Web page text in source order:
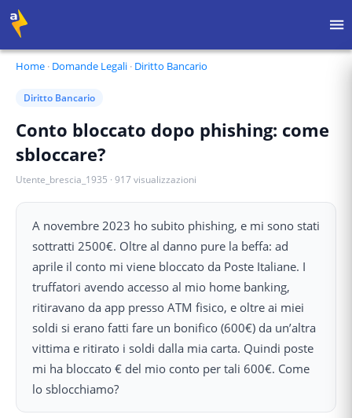
Home · Domande Legali · Diritto Bancario
Diritto Bancario
Conto bloccato dopo phishing: come
sbloccare?
Utente_brescia_1935 · 917visualizzazioni
A novembre 2023 ho subito phishing, e mi sono stati
sottratti 2500€. Oltre al danno pure la beffa: ad
aprile il conto mi viene bloccato da Poste Italiane. I
truffatori avendo accesso al mio home banking,
ritiravano da app presso ATM fisico, e oltre ai miei
soldi si erano fatti fare un bonifico (600€) da un’altra
vittima e ritirato i soldi dalla mia carta. Quindi poste
mi ha bloccato € del mio conto per tali 600€. Come
lo sblocchiamo?